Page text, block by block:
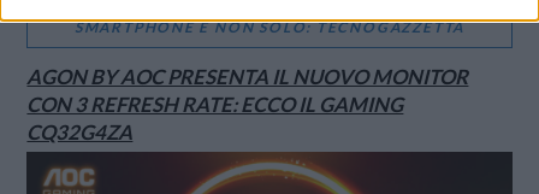
SMARTPHONE E NON SOLO: TECNOGAZZETTA
AGON BY AOC PRESENTA IL NUOVO MONITOR
CON 3 REFRESH RATE: ECCO IL GAMING
CQ32G4ZA